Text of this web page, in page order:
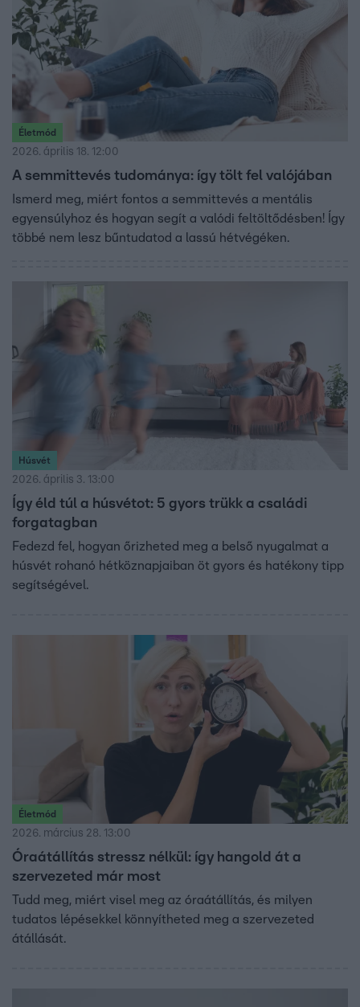
Életmód
2026. április 18. 12:00
A semmittevés tudománya: így tölt fel valójában
Ismerd meg, miért fontos a semmittevés a mentális
egyensúlyhoz és hogyan segít a valódi feltöltődésben! Így
többé nem lesz bűntudatod a lassú hétvégéken.
Húsvét
2026. április 3. 13:00
Így éld túl a húsvétot: 5 gyors trükk a családi
forgatagban
Fedezd fel, hogyan őrizheted meg a belső nyugalmat a
húsvét rohanó hétköznapjaiban öt gyors és hatékony tipp
segítségével.
Életmód
2026. március 28. 13:00
Óraátállítás stressz nélkül: így hangold át a
szervezeted már most
Tudd meg, miért visel meg az óraátállítás, és milyen
tudatos lépésekkel könnyítheted meg a szervezeted
átállását.